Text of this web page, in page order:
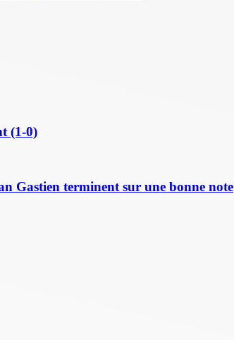
(1-0)
Gastien terminent sur une bonne note